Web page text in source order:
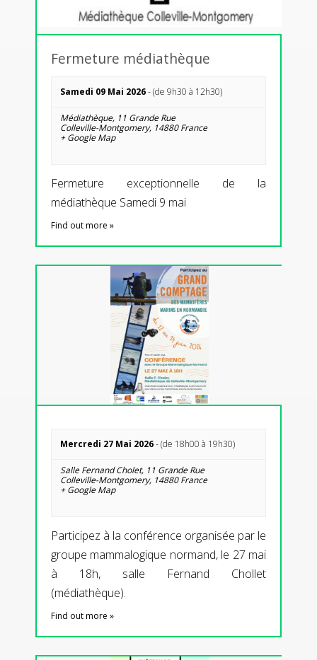
Fermeture médiathèque
Samedi 09 Mai 2026- (de 9h30 à 12h30)
Médiathèque, 11 Grande Rue
Colleville-Montgomery, 14880 France
+ Google Map
Fermeture exceptionnelle de la
médiathèque Samedi 9 mai
Find out more »
Mercredi 27 Mai 2026- (de 18h00 à 19h30)
Salle Fernand Cholet, 11 Grande Rue
Colleville-Montgomery, 14880 France
+ Google Map
Participez à la conférence organisée par le
groupe mammalogique normand, le 27 mai
à 18h, salle Fernand Chollet
(médiathèque).
Find out more »